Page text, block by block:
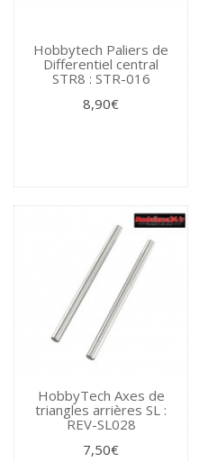
Hobbytech Paliers de
Differentiel central
STR8 : STR-016
8,90€
HobbyTech Axes de
triangles arrières SL :
REV-SL028
7,50€